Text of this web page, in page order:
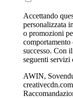
Accettando
personalizzata
o promozioni
successo. Con
seguenti servizi
AWIN,